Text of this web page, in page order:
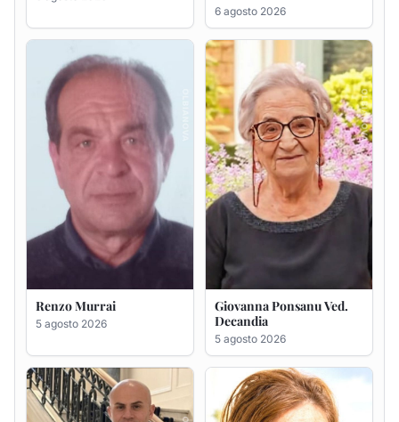
Renzo Murrai
5 agosto 2026
Giovanna Ponsanu Ved.
Decandia
5 agosto 2026
Giuseppe Saba
5 agosto 2026
Maria Antonietta Orrù
ved. Peddio
5 agosto 2026